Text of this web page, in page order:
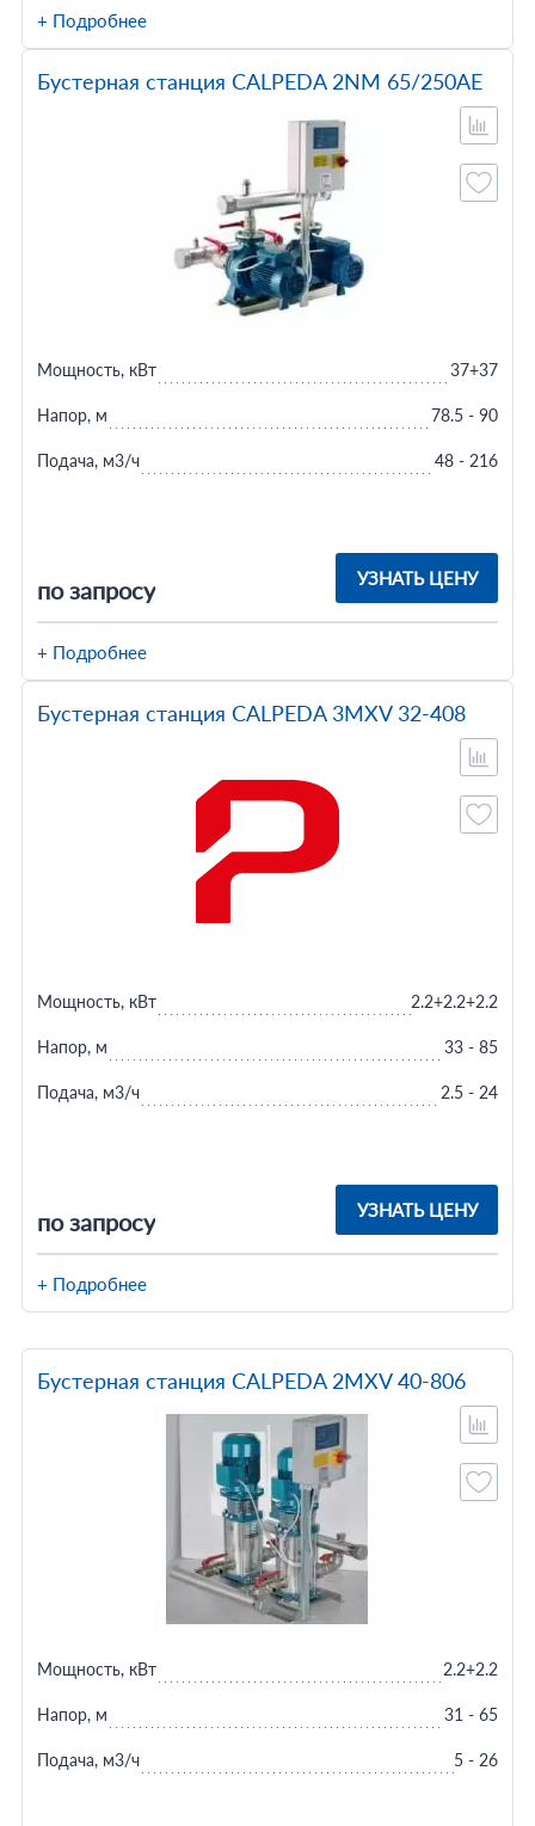
+ Подробнее
Бустерная станция CALPEDA 2NM 65/250AE
по запросу УЗНАТЬ ЦЕНУ
Мощность, кВт 37+37
Напор, м 78.5 - 90
Подача, м3/ч 48 - 216
+ Подробнее
Бустерная станция CALPEDA 3MXV 32-408
по запросу УЗНАТЬ ЦЕНУ
Мощность, кВт 2.2+2.2+2.2
Напор, м 33 - 85
Подача, м3/ч 2.5 - 24
+ Подробнее
Бустерная станция CALPEDA 2MXV 40-806
Мощность, кВт 2.2+2.2
Напор, м 31 - 65
Подача, м3/ч 5 - 26